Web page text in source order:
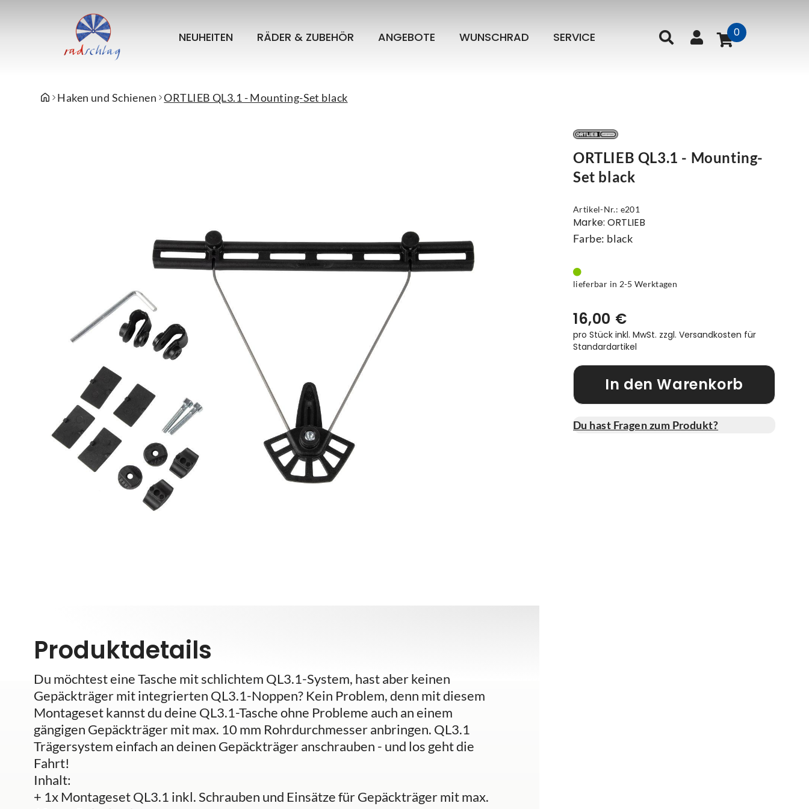
NEUHEITEN RÄDER & ZUBEHÖR ANGEBOTE WUNSCHRAD SERVICE 0
Haken und Schienen ORTLIEB QL3.1 - Mounting-Set black
Produktdetails
Du möchtest eine Tasche mit schlichtem QL3.1-System, hast aber keinen
Gepäckträger mit integrierten QL3.1-Noppen? Kein Problem, denn mit diesem
Montageset kannst du deine QL3.1-Tasche ohne Probleme auch an einem
gängigen Gepäckträger mit max. 10 mm Rohrdurchmesser anbringen. QL3.1
Trägersystem einfach an deinen Gepäckträger anschrauben - und los geht die
Fahrt!
Inhalt:
+ 1x Montageset QL3.1 inkl. Schrauben und Einsätze für Gepäckträger mit max.
ORTLIEB QL3.1 - Mounting-
Set black
Artikel-Nr.: e201
Marke: ORTLIEB
Farbe: black
lieferbar in 2-5 Werktagen
16,00 €
pro Stück inkl. MwSt. zzgl. Versandkosten für
Standardartikel
In den Warenkorb
Du hast Fragen zum Produkt?